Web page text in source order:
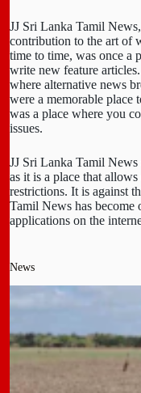
JJ Sri Lanka Tamil
contribution to the art of
time to time, was once a
write new feature
where alternative news
were a memorable place
was a place where you
issues.
JJ Sri Lanka Tamil
as it is a place that
restrictions. It is against
Tamil News has become
applications on the
News